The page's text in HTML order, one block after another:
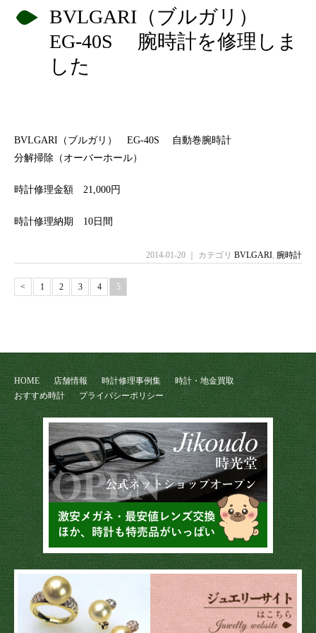
BVLGARI（ブルガリ）
EG-40S 腕時計を修理しま
した
BVLGARI（ブルガリ） EG-40S 自動巻腕時計
分解掃除（オーバーホール）
時計修理金額 21,000円
時計修理納期 10日間
2014-01-20 ｜ カテゴリ BVLGARI, 腕時計
< 1 2 3 4 5
HOME 店舗情報 時計修理事例集
時計・地金買取
おすすめ時計
プライバシーポリシー